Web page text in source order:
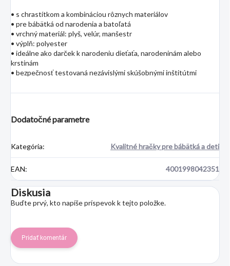
• s chrastítkom a kombináciou rôznych materiálov
• pre bábätká od narodenia a batoľatá
• vrchný materiál: plyš, velúr, manšestr
• výplň: polyester
• ideálne ako darček k narodeniu dieťaťa, narodeninám alebo
krstinám
• bezpečnosť testovaná nezávislými skúšobnými inštitútmi
Dodatočné parametre
Kategória: Kvalitné hračky pre bábätká a deti
EAN: 4001998042351
Diskusia
Buďte prvý, kto napíše príspevok k tejto položke.
Pridať komentár